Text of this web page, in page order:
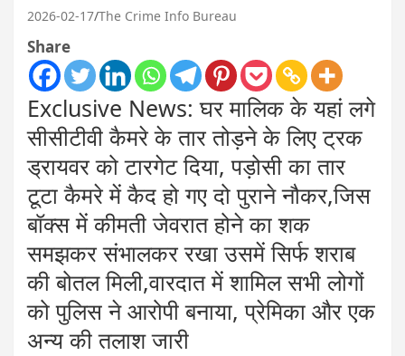
2026-02-17 The Crime Info Bureau
Share
Exclusive News: घर मालिक के यहां लगे
सीसीटीवी कैमरे के तार तोड़ने के लिए ट्रक
ड्रायवर को टारगेट दिया, पड़ोसी का तार
टूटा कैमरे में कैद हो गए दो पुराने नौकर,जिस
बॉक्स में कीमती जेवरात होने का शक
समझकर संभालकर रखा उसमें सिर्फ शराब
की बोतल मिली,वारदात में शामिल सभी लोगों
को पुलिस ने आरोपी बनाया, प्रेमिका और एक
अन्य की तलाश जारी